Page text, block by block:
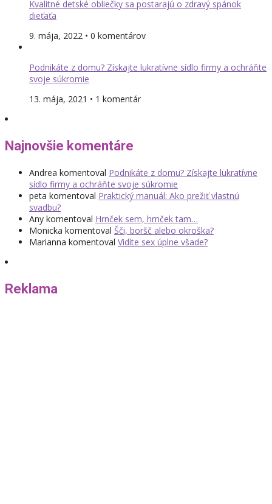
Kvalitné detské obliečky sa postarajú o zdravý spánok
dieťaťa
9. mája, 2022 • 0 komentárov
Podnikáte z domu? Získajte lukratívne sídlo firmy a ochráňte
svoje súkromie
13. mája, 2021 • 1 komentár
Najnovšie komentáre
Andrea komentoval Podnikáte z domu? Získajte lukratívne
sídlo firmy a ochráňte svoje súkromie
peta komentoval Praktický manuál: Ako prežiť vlastnú
svadbu?
Any komentoval Hrnček sem, hrnček tam…
Monicka komentoval Šči, boršč alebo okroška?
Marianna komentoval Vidíte sex úplne všade?
Reklama